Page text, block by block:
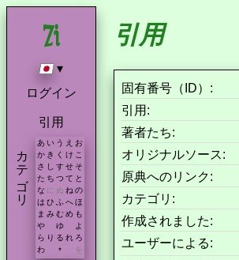
▾
ログイン
引用
カテゴリ あ い う え お
か き く け こ
さ し す せ そ
た ち つ て と
な に ぬ ね の
は ひ ふ へ ほ
ま み む め も
や
ゆ
よ
ら り る れ ろ
わ
* を
引用
固有番号（ID）:
引用:
著者たち:
オリジナルソース:
原典へのリンク:
カテゴリ:
作成されました:
ユーザーによる: